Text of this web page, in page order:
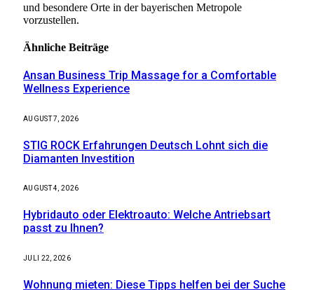
und besondere Orte in der bayerischen Metropole
vorzustellen.
Ähnliche Beiträge
Ansan Business Trip Massage for a Comfortable
Wellness Experience
AUGUST 7, 2026
STIG ROCK Erfahrungen Deutsch Lohnt sich die
Diamanten Investition
AUGUST 4, 2026
Hybridauto oder Elektroauto: Welche Antriebsart
passt zu Ihnen?
JULI 22, 2026
Wohnung mieten: Diese Tipps helfen bei der Suche